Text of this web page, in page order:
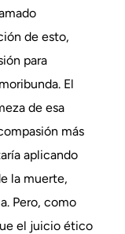
de esto,
para
El
de esa
más
aplicando
la muerte,
Pero, como
el juicio ético